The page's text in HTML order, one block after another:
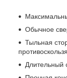
Обычное
Тыльная
Длительный